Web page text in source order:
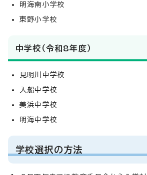
明海南小学校
東野小学校
中学校（令和8年度）
見明川中学校
入船中学校
美浜中学校
明海中学校
学校選択の方法